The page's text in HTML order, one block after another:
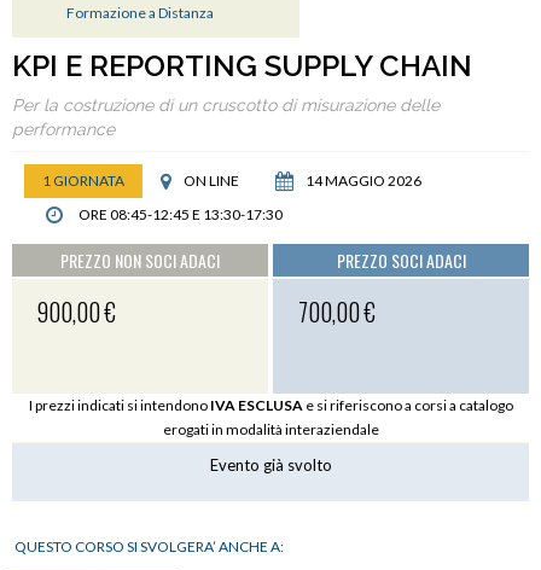
Formazione a Distanza
KPI E REPORTING SUPPLY CHAIN
Per la costruzione di un cruscotto di misurazione delle
performance
1 GIORNATA ON LINE
14 MAGGIO 2026
ORE 08:45-12:45 E 13:30-17:30
PREZZO NON SOCI ADACI
900,00 €
PREZZO SOCI ADACI
700,00 €
I prezzi indicati si intendono IVA ESCLUSAe si riferiscono a corsi a catalogo
erogati in modalità interaziendale
Evento già svolto
QUESTO CORSO SI SVOLGERA’ ANCHE A: